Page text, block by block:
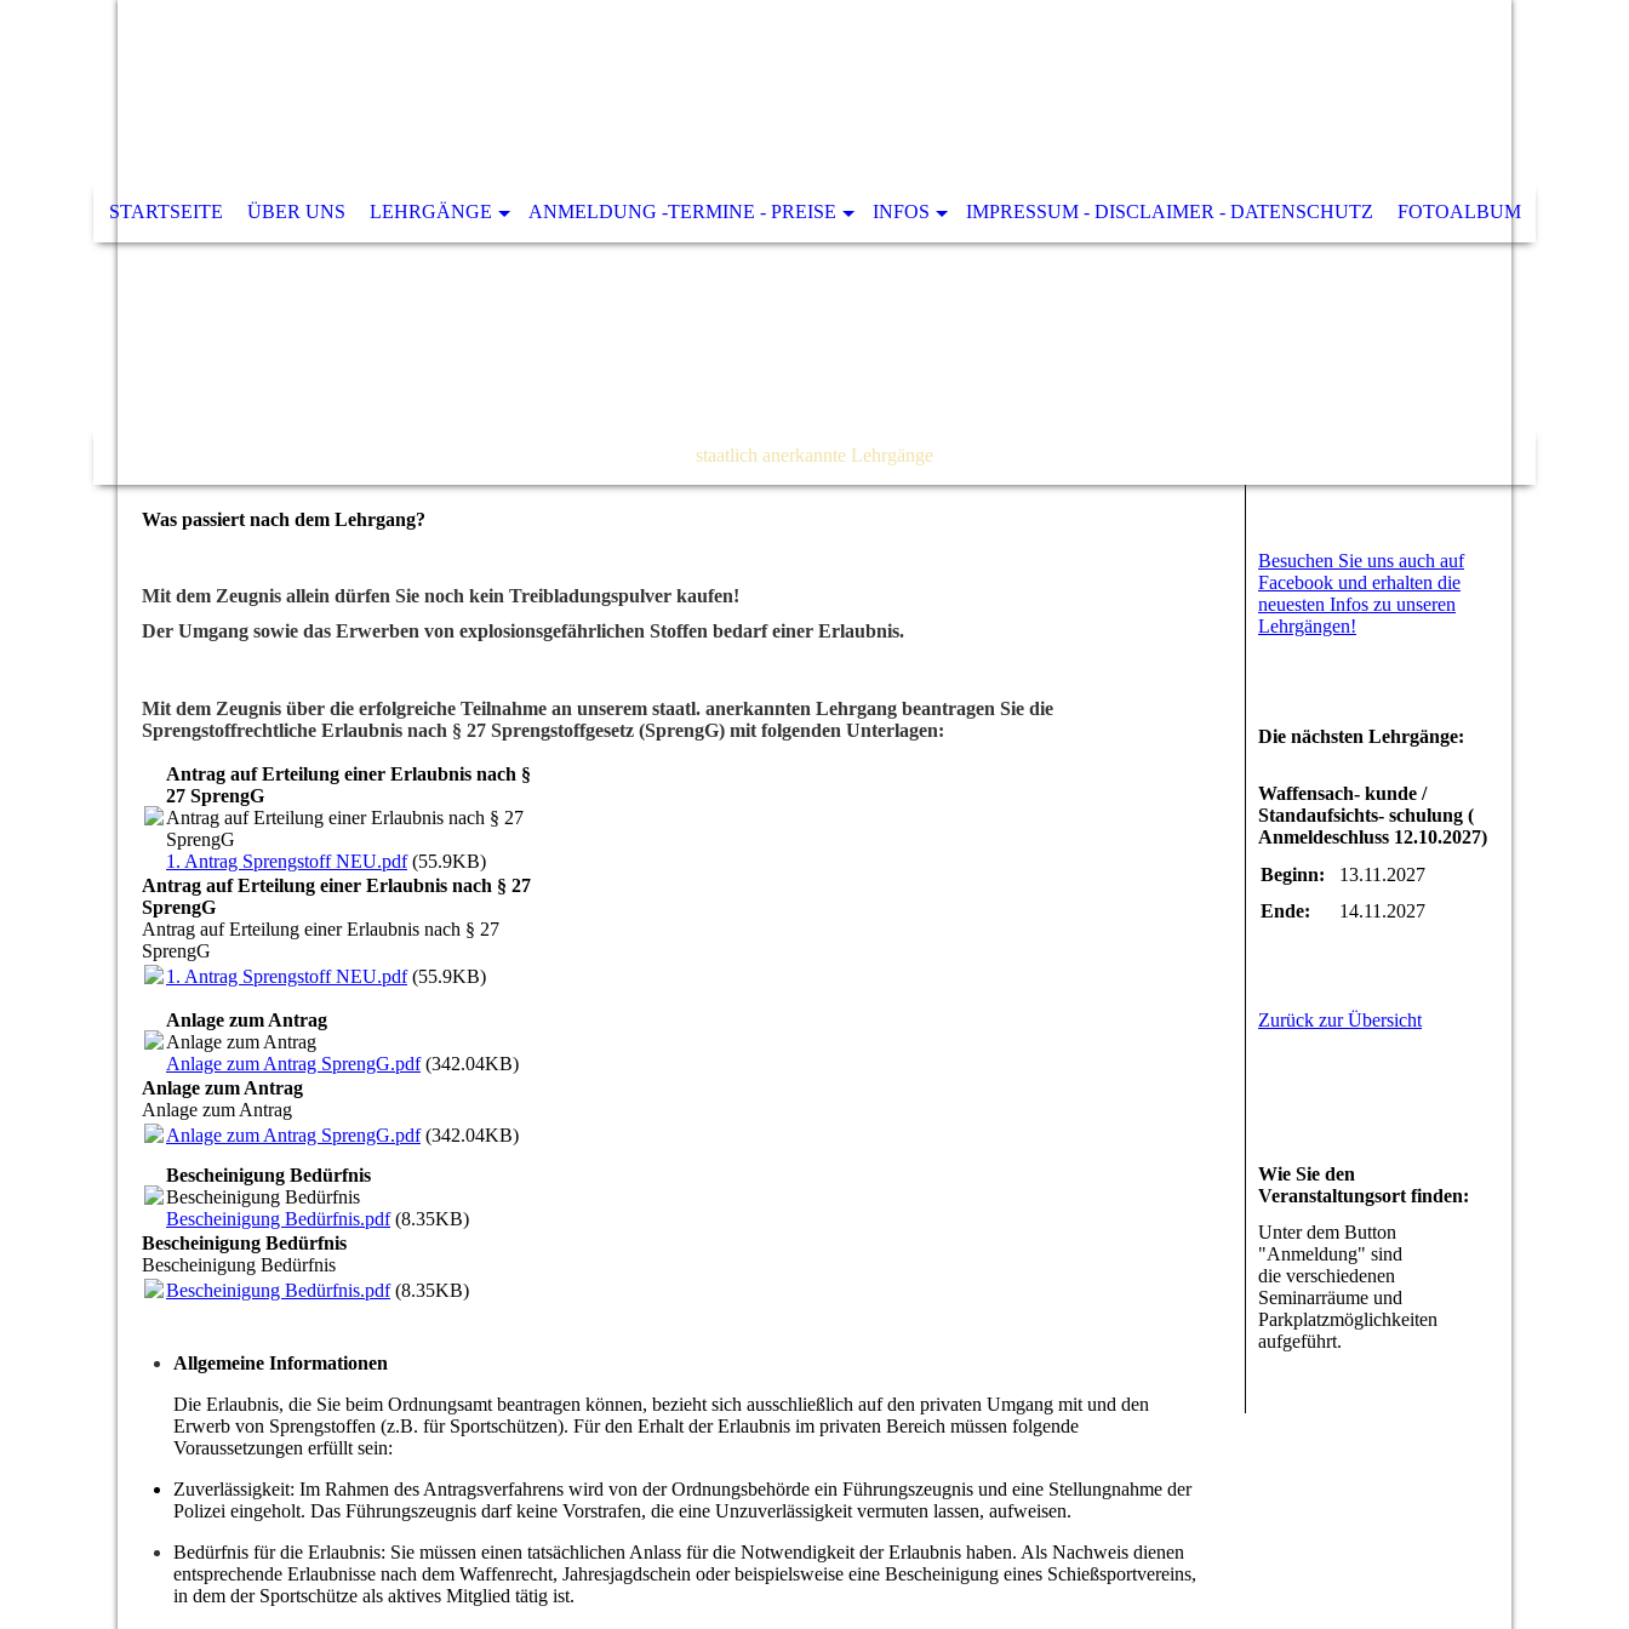
STARTSEITE ÜBER UNS LEHRGÄNGE ANMELDUNG -TERMINE - PREISE INFOS IMPRESSUM - DISCLAIMER - DATENSCHUTZ FOTOALBUM
staatlich anerkannte Lehrgänge
Was passiert nach dem Lehrgang?
Mit dem Zeugnis allein dürfen Sie noch kein Treibladungspulver kaufen!
Der Umgang sowie das Erwerben von explosionsgefährlichen Stoffen bedarf einer Erlaubnis.
Mit dem Zeugnis über die erfolgreiche Teilnahme an unserem staatl. anerkannten Lehrgang beantragen Sie die
Sprengstoffrechtliche Erlaubnis nach § 27 Sprengstoffgesetz (SprengG) mit folgenden Unterlagen:
Antrag auf Erteilung einer Erlaubnis nach §
27 SprengG
Antrag auf Erteilung einer Erlaubnis nach § 27
SprengG
1. Antrag Sprengstoff NEU.pdf(55.9KB)
Antrag auf Erteilung einer Erlaubnis nach § 27
SprengG
Antrag auf Erteilung einer Erlaubnis nach § 27
SprengG
1. Antrag Sprengstoff NEU.pdf(55.9KB)
Anlage zum Antrag
Anlage zum Antrag
Anlage zum Antrag SprengG.pdf(342.04KB)
Anlage zum Antrag
Anlage zum Antrag
Anlage zum Antrag SprengG.pdf(342.04KB)
Bescheinigung Bedürfnis
Bescheinigung Bedürfnis
Bescheinigung Bedürfnis.pdf(8.35KB)
Bescheinigung Bedürfnis
Bescheinigung Bedürfnis
Bescheinigung Bedürfnis.pdf(8.35KB)
Allgemeine Informationen
Die Erlaubnis, die Sie beim Ordnungsamt beantragen können, bezieht sich ausschließlich auf den privaten Umgang mit und den
Erwerb von Sprengstoffen (z.B. für Sportschützen). Für den Erhalt der Erlaubnis im privaten Bereich müssen folgende
Voraussetzungen erfüllt sein:
Zuverlässigkeit: Im Rahmen des Antragsverfahrens wird von der Ordnungsbehörde ein Führungszeugnis und eine Stellungnahme der
Polizei eingeholt. Das Führungszeugnis darf keine Vorstrafen, die eine Unzuverlässigkeit vermuten lassen, aufweisen.
Bedürfnis für die Erlaubnis: Sie müssen einen tatsächlichen Anlass für die Notwendigkeit der Erlaubnis haben. Als Nachweis dienen
entsprechende Erlaubnisse nach dem Waffenrecht, Jahresjagdschein oder beispielsweise eine Bescheinigung eines Schießsportvereins,
in dem der Sportschütze als aktives Mitglied tätig ist.
Besuchen Sie uns auch auf
Facebook und erhalten die
neuesten Infos zu unseren
Lehrgängen!
Die nächsten Lehrgänge:
Waffensach- kunde /
Standaufsichts- schulung (
Anmeldeschluss 12.10.2027)
Beginn:
13.11.2027
Ende:
14.11.2027
Zurück zur Übersicht
Wie Sie den
Veranstaltungsort finden:
Unter dem Button
"Anmeldung" sind
die verschiedenen
Seminarräume und
Parkplatzmöglichkeiten
aufgeführt.